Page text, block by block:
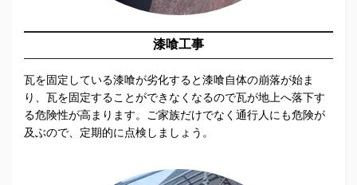
漆喰工事
瓦を固定している漆喰が劣化すると漆喰自体の崩落が始ま
り、瓦を固定することができなくなるので瓦が地上へ落下す
る危険性が高まります。ご家族だけでなく通行人にも危険が
及ぶので、定期的に点検しましょう。